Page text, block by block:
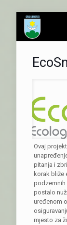
Ovaj
pitanja i
korak bliže
podzemnih
postalo
uređenom
mjesto za